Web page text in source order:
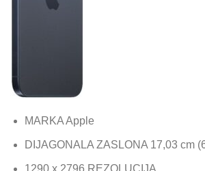
MARKA Apple
DIJAGONALA ZASLONA 17,03 cm
1290 x 2796 REZOLUCIJA